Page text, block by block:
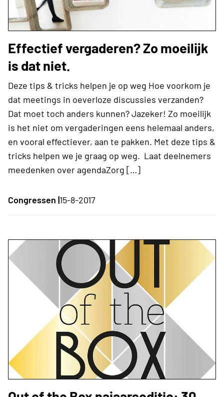
Effectief vergaderen? Zo moeilijk
is dat niet.
Deze tips & tricks helpen je op weg Hoe voorkom je
dat meetings in oeverloze discussies verzanden?
Dat moet toch anders kunnen? Jazeker! Zo moeilijk
is het niet om vergaderingen eens helemaal anders,
en vooral effectiever, aan te pakken. Met deze tips &
tricks helpen we je graag op weg. Laat deelnemers
meedenken over agendaZorg […]
Congressen |15-8-2017